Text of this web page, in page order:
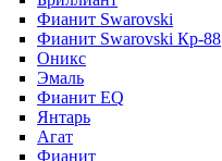
Фианит Swarovski
Фианит Swarovski Кр-88
Оникс
Эмаль
Фианит EQ
Янтарь
Агат
Фианит